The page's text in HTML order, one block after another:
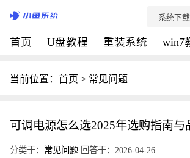
首页 U盘教程 重装系统 win7
当前位置： 首页 > 常见问题
可调电源怎么选2025年选购指南与
分类于： 常见问题 回答于：2026-04-26